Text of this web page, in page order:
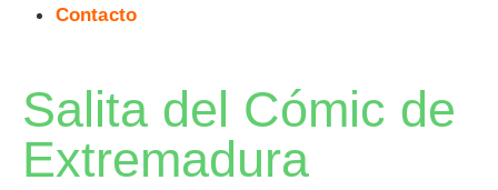
Contacto
Salita del Cómic de
Extremadura